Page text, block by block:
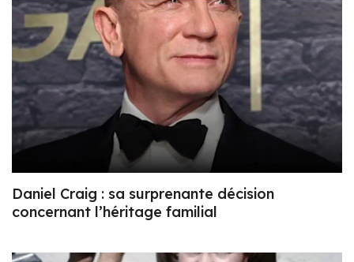
Daniel Craig : sa surprenante décision
concernant l’héritage familial